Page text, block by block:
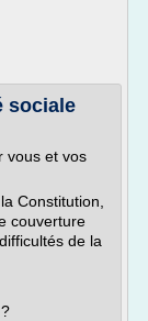
sociale
vous et vos
Constitution,
couverture
de la